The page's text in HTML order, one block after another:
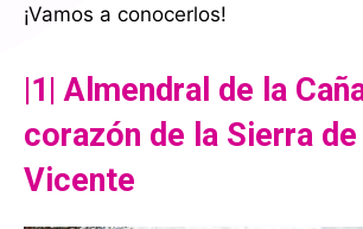
¡Vamos a conocerlos!
|1| Almendral de la
corazón de la Sierra de
Vicente